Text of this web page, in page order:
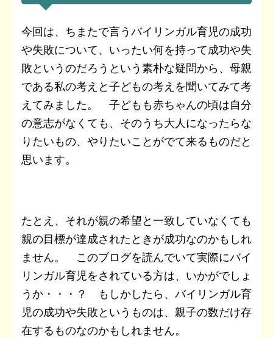
今回は、ちまたで言うバイリンガル育児の成功
や失敗について、いったい何を持って成功や失
敗というのだろうという素朴な疑問から、母親
である私の考えと子どもの考えを聞いてみて考
えてみました。 子どもも赤ちゃんの頃は自分
の意志がなくても、そのうち大人になったらな
りたいもの、やりたいことがでて来るものだと
思います。
たとえ、それが親の希望と一致していなくても
親の目標が達成されたときが成功なのかもしれ
ません。 このブログを読んでいて実際にバイ
リンガル育児をされている方は、いかがでしょ
うか・・・？ もしかしたら、バイリンガル育
児の成功や失敗というものは、親子の数だけ存
在するものなのかもしれません。